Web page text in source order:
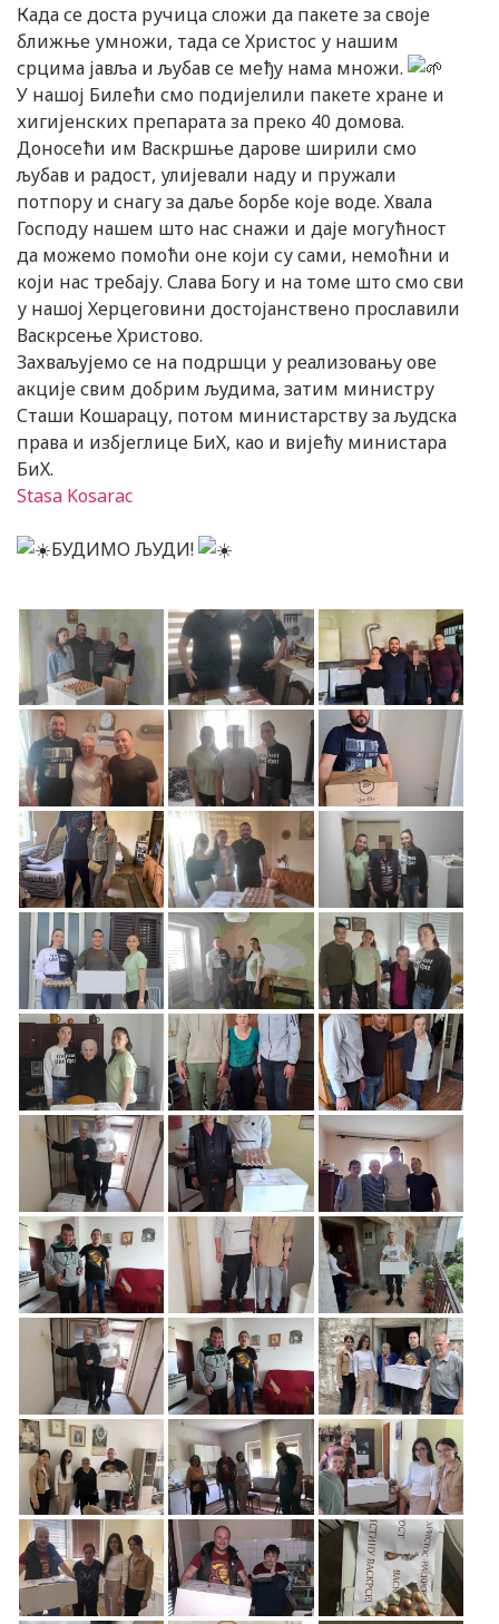
Када се доста ручица сложи да пакете за своје
ближње умножи, тада се Христос у нашим
срцима јавља и љубав се међу нама множи.
У нашој Билећи смо подијелили пакете хране и
хигијенских препарата за преко 40 домова.
Доносећи им Васкршње дарове ширили смо
љубав и радост, улијевали наду и пружали
потпору и снагу за даље борбе које воде. Хвала
Господу нашем што нас снажи и даје могућност
да можемо помоћи оне који су сами, немоћни и
који нас требају. Слава Богу и на томе што смо сви
у нашој Херцеговини достојанствено прославили
Васкрсење Христово.
Захваљујемо се на подршци у реализовању ове
акције свим добрим људима, затим министру
Сташи Кошарацу, потом министарству за људска
права и избјеглице БиХ, као и вијећу министара
БиХ.
Stasa Kosarac
БУДИМО ЉУДИ!